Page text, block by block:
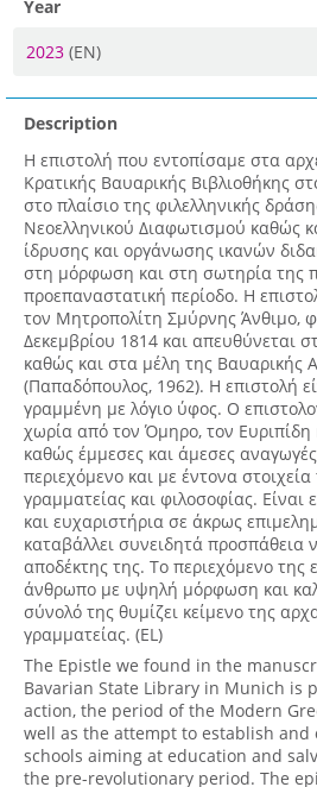
Year
2023 (EN)
Description
Η επιστολή που εντοπίσαμε στα
Κρατικής Βαυαρικής Βιβλιοθήκης
στο πλαίσιο της φιλελληνικής
Νεοελληνικού Διαφωτισμού καθώς
ίδρυσης και οργάνωσης ικανών
στη μόρφωση και στη σωτηρία της
προεπαναστατική περίοδο. Η
τον Μητροπολίτη Σμύρνης Άνθιμο,
Δεκεμβρίου 1814 και απευθύνεται
καθώς και στα μέλη της Βαυαρικής
(Παπαδόπουλος, 1962). Η επιστολή
γραμμένη με λόγιο ύφος. Ο
χωρία από τον Όμηρο, τον Ευριπίδη
καθώς έμμεσες και άμεσες
περιεχόμενο και με έντονα
γραμματείας και φιλοσοφίας. Είναι
και ευχαριστήρια σε άκρως
καταβάλλει συνειδητά προσπάθεια
αποδέκτης της. Το περιεχόμενο της
άνθρωπο με υψηλή μόρφωση και
σύνολό της θυμίζει κείμενο της
γραμματείας. (EL)
The Epistle we found in the
Bavarian State Library in Munich is
action, the period of the Modern
well as the attempt to establish and
schools aiming at education and
the pre-revolutionary period. The